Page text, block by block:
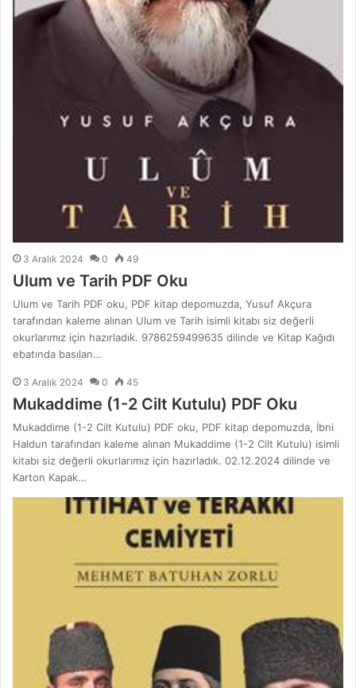
3 Aralık 2024 0 49
Ulum ve Tarih PDF Oku
Ulum ve Tarih PDF oku, PDF kitap depomuzda, Yusuf Akçura
tarafından kaleme alınan Ulum ve Tarih isimli kitabı siz değerli
okurlarımız için hazırladık. 9786259499635 dilinde ve Kitap Kağıdı
ebatında basılan…
3 Aralık 2024 0 45
Mukaddime (1-2 Cilt Kutulu) PDF Oku
Mukaddime (1-2 Cilt Kutulu) PDF oku, PDF kitap depomuzda, İbni
Haldun tarafından kaleme alınan Mukaddime (1-2 Cilt Kutulu) isimli
kitabı siz değerli okurlarımız için hazırladık. 02.12.2024 dilinde ve
Karton Kapak…